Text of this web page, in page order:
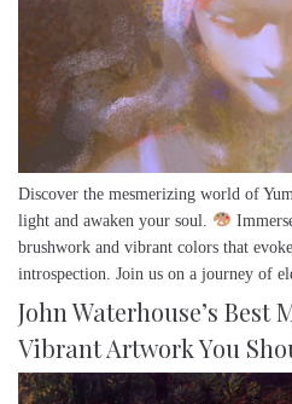
Discover the mesmerizing world of
light and awaken your soul.
brushwork and vibrant colors that
introspection. Join us on a journey of
John Waterhouse’s
Vibrant Artwork You